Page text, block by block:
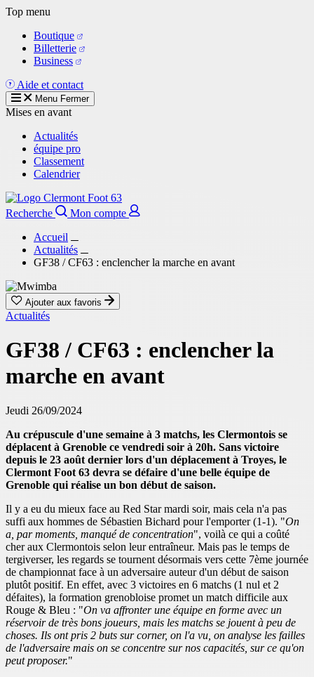
Aller
contenu
principal
Top menu
Boutique
Billetterie
Business
Aide et contact
Menu Fermer
Mises en avant
Actualités
équipe pro
Classement
Calendrier
Recherche
Mon compte
Accueil
Actualités
GF38 / CF63 : enclencher la marche en avant
Ajouter aux favoris
Actualités
GF38 / CF63 : enclencher la
marche en avant
Jeudi 26/09/2024
Au crépuscule d'une semaine à 3 matchs, les Clermontois se
déplacent à Grenoble ce vendredi soir à 20h. Sans victoire
depuis le 23 août dernier lors d'un déplacement à Troyes, le
Clermont Foot 63 devra se défaire d'une belle équipe de
Grenoble qui réalise un bon début de saison.
Il y a eu du mieux face au Red Star mardi soir, mais cela n'a pas
suffi aux hommes de Sébastien Bichard pour l'emporter (1-1). "On
a, par moments, manqué de concentration", voilà ce qui a coûté
cher aux Clermontois selon leur entraîneur. Mais pas le temps de
tergiverser, les regards se tournent désormais vers cette 7ème journée
de championnat face à un adversaire auteur d'un début de saison
plutôt positif. En effet, avec 3 victoires en 6 matchs (1 nul et 2
défaites), la formation grenobloise promet un match difficile aux
Rouge & Bleu : "On va affronter une équipe en forme avec un
réservoir de très bons joueurs, mais les matchs se jouent à peu de
choses. Ils ont pris 2 buts sur corner, on l'a vu, on analyse les failles
de l'adversaire mais on se concentre sur nos capacités, sur ce qu'on
peut proposer."